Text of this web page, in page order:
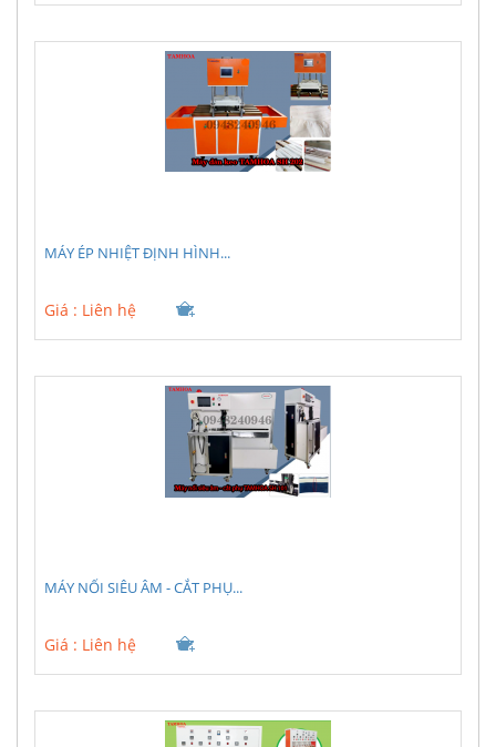
MÁY ÉP NHIỆT ĐỊNH HÌNH...
Giá : Liên hệ
MÁY NỐI SIÊU ÂM - CẮT PHỤ...
Giá : Liên hệ